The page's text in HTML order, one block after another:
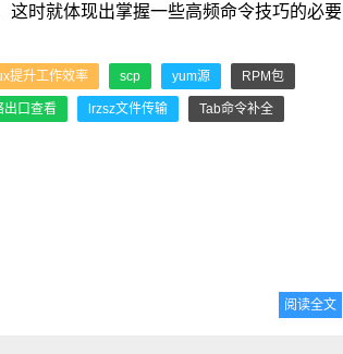
这时就体现出掌握一些高频命令技巧的必要
提升工作效率 scp yum源 RPM包
出口查看 lrzsz文件传输 Tab命令补全
阅读全文